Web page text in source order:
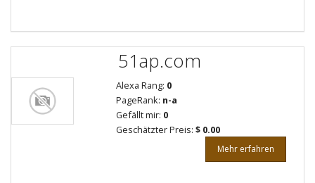
51ap.com
Alexa Rang: 0
PageRank: n-a
Gefällt mir: 0
Geschätzter Preis: $ 0.00
Mehr erfahren